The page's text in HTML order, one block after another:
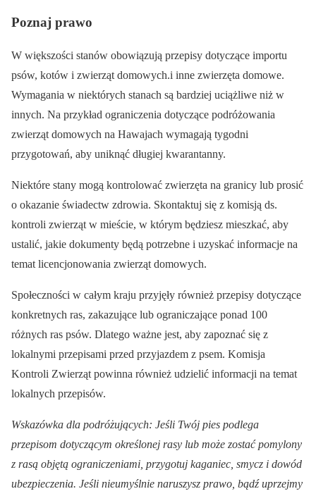
Poznaj prawo
W większości stanów obowiązują przepisy dotyczące importu
psów, kotów i zwierząt domowych.i inne zwierzęta domowe.
Wymagania w niektórych stanach są bardziej uciążliwe niż w
innych. Na przykład ograniczenia dotyczące podróżowania
zwierząt domowych na Hawajach wymagają tygodni
przygotowań, aby uniknąć długiej kwarantanny.
Niektóre stany mogą kontrolować zwierzęta na granicy lub prosić
o okazanie świadectw zdrowia. Skontaktuj się z komisją ds.
kontroli zwierząt w mieście, w którym będziesz mieszkać, aby
ustalić, jakie dokumenty będą potrzebne i uzyskać informacje na
temat licencjonowania zwierząt domowych.
Społeczności w całym kraju przyjęły również przepisy dotyczące
konkretnych ras, zakazujące lub ograniczające ponad 100
różnych ras psów. Dlatego ważne jest, aby zapoznać się z
lokalnymi przepisami przed przyjazdem z psem. Komisja
Kontroli Zwierząt powinna również udzielić informacji na temat
lokalnych przepisów.
Wskazówka dla podróżujących: Jeśli Twój pies podlega
przepisom dotyczącym określonej rasy lub może zostać pomylony
z rasą objętą ograniczeniami, przygotuj kaganiec, smycz i dowód
ubezpieczenia. Jeśli nieumyślnie naruszysz prawo, bądź uprzejmy